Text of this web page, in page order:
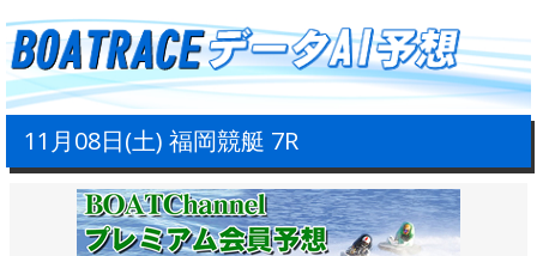
11月08日(土) 福岡競艇 7R